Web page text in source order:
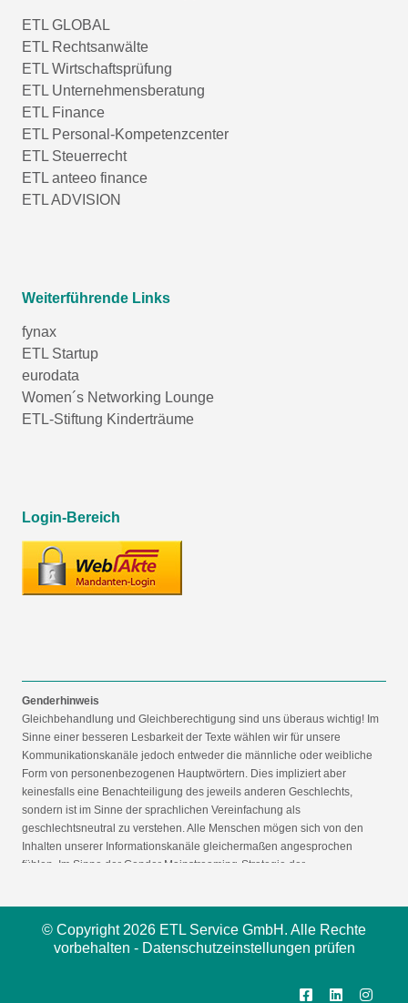
ETL GLOBAL
ETL Rechtsanwälte
ETL Wirtschaftsprüfung
ETL Unternehmensberatung
ETL Finance
ETL Personal-Kompetenzcenter
ETL Steuerrecht
ETL anteeo finance
ETL ADVISION
Weiterführende Links
fynax
ETL Startup
eurodata
Women´s Networking Lounge
ETL-Stiftung Kinderträume
Login-Bereich
Genderhinweis
Gleichbehandlung und Gleichberechtigung sind uns überaus wichtig! Im
Sinne einer besseren Lesbarkeit der Texte wählen wir für unsere
Kommunikationskanäle jedoch entweder die männliche oder weibliche
Form von personenbezogenen Hauptwörtern. Dies impliziert aber
keinesfalls eine Benachteiligung des jeweils anderen Geschlechts,
sondern ist im Sinne der sprachlichen Vereinfachung als
geschlechtsneutral zu verstehen. Alle Menschen mögen sich von den
Inhalten unserer Informationskanäle gleichermaßen angesprochen
fühlen. Im Sinne der Gender Mainstreaming-Strategie der
© Copyright 2026 ETL Service GmbH. Alle Rechte
vorbehalten - Datenschutzeinstellungen prüfen